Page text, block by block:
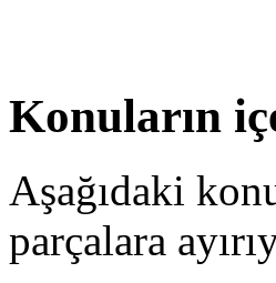
Konuların
Aşağıdaki
parçalara